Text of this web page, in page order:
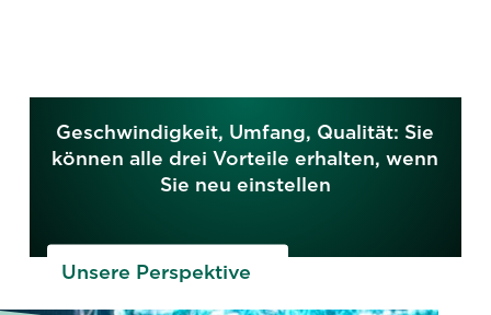
Geschwindigkeit, Umfang, Qualität: Sie
können alle drei Vorteile erhalten, wenn
Sie neu einstellen
Unsere Perspektive